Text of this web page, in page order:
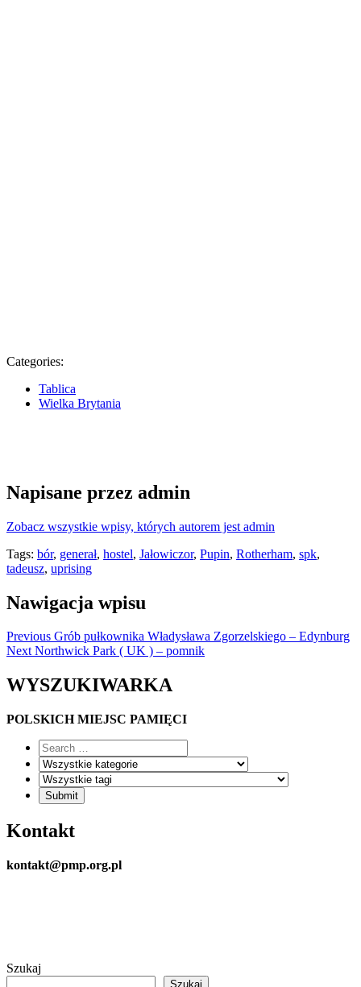
Categories:
Tablica
Wielka Brytania
Napisane przez admin
Zobacz wszystkie wpisy, których autorem jest admin
Tags: bór, generał, hostel, Jałowiczor, Pupin, Rotherham, spk,
tadeusz, uprising
Nawigacja wpisu
Previous Grób pułkownika Władysława Zgorzelskiego – Edynburg
Next Northwick Park ( UK ) – pomnik
WYSZUKIWARKA
POLSKICH MIEJSC PAMIĘCI
Kontakt
kontakt@pmp.org.pl
Szukaj
Szukaj